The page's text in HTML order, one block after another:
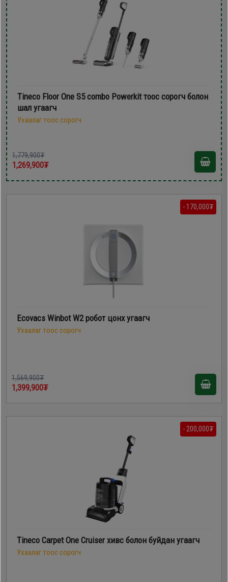
Tineco Floor One S5 combo Powerkit тоос сорогч болон
шал угаагч
Ухаалаг тоос сорогч
1,779,900₮
1,269,900₮
- 170,000₮
Ecovacs Winbot W2 робот цонх угаагч
Ухаалаг тоос сорогч
1,569,900₮
1,399,900₮
- 200,000₮
Tineco Carpet One Cruiser хивс болон буйдан угаагч
Ухаалаг тоос сорогч